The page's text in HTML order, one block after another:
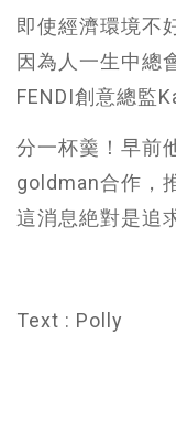
即使經濟環境不
因為人一生中總
FENDI創意總監
分一杯羹！早前
goldman合作，
這消息絶對是追
Text : Polly